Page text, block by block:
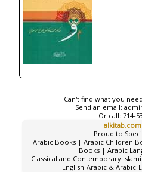
Can't find what you
Send an email:
Or call: 714-
Proud to
Arabic Books | Arabic Children
Books | Arabic
Classical and Contemporary
English-Arabic & Arabic-